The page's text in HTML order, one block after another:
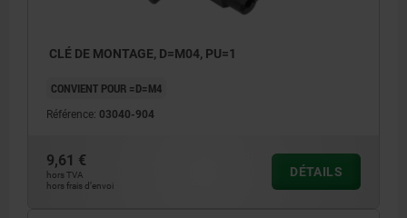
CLÉ DE MONTAGE, D=M04, PU=1
CONVIENT POUR =D=M4
Référence: 03040-904
9,61 €
hors TVA
hors frais d’envoi
DÉTAILS